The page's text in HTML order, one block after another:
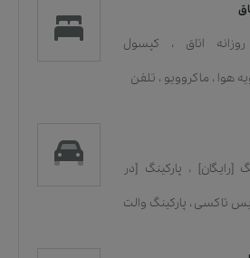
اتاق ،
کپسول
هوا ، ماکروویو ، تلفن
[رایگان] ، پارکینگ [در
تاکسی ، پارکینگ والت